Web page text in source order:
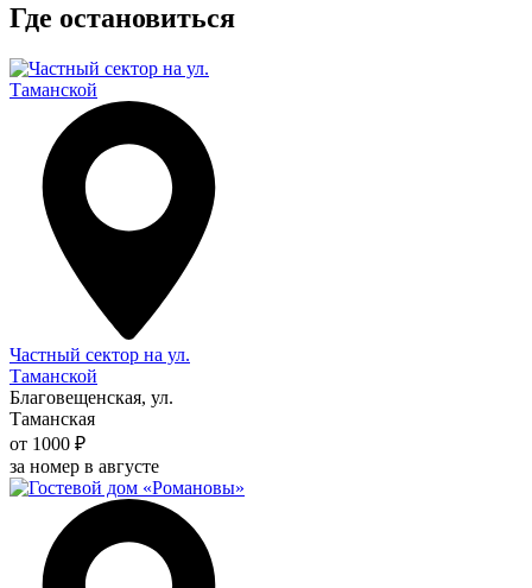
Где остановиться
Частный сектор на ул.
Таманской
Благовещенская, ул.
Таманская
от 1000 ₽
за номер в августе